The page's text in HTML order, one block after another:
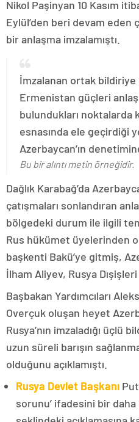
Nikol Paşinyan 10 Kasım
Eylül’den beri devam eden
bir anlaşma imzalamıştı.
İmzalanan ortak
Ermenistan güçleri
bulundukları noktalarda
esnasında ele geçirdiği
Azerbaycan’ın
Bu bir alıntı metin örneğidir.
Dağlık Karabağ’da
çatışmaları sonlandıran
bölgedeki durum ile ilgili
Rus hükümet üyelerinden
başkenti Bakü’ye gitmiş,
İlham Aliyev, Rusya
Başbakan Yardımcıları
Overçuk oluşan heyet
Rusya’nın imzaladığı üçlü
uzun süreli barışın
olduğunu açıklamıştı.
Rusya Devlet Başkanı
sorunu’ ifadesini bir